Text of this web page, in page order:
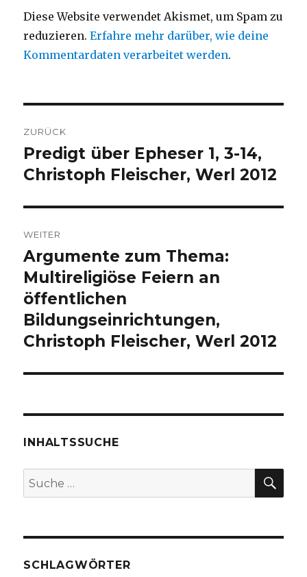
Diese Website verwendet Akismet, um Spam zu
reduzieren.Erfahre mehr darüber, wie deine
Kommentardaten verarbeitet werden.
ZURÜCK
Vorheriger
Beitrag:
Predigt über Epheser 1, 3-14,
Christoph Fleischer, Werl 2012
WEITER
Nächster
Beitrag:
Argumente zum Thema:
Multireligiöse Feiern an
öffentlichen
Bildungseinrichtungen,
Christoph Fleischer, Werl 2012
INHALTSSUCHE
Suche
nach:
SCHLAGWÖRTER